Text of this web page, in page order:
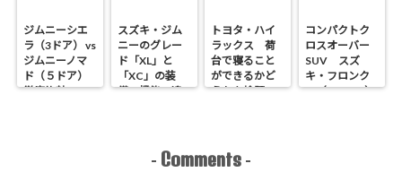
ジムニーシエ
ラ（3ドア） vs
ジムニーノマ
ド（５ドア）
徹底比較
スズキ・ジム
ニーのグレー
ド「XL」と
「XC」の装
備・機能の違
トヨタ・ハイ
ラックス 荷
台で寝ること
ができるかど
うかを検証
コンパクトク
ロスオーバー
SUV スズ
キ・フロンク
ス（FRONX）
- Comments -